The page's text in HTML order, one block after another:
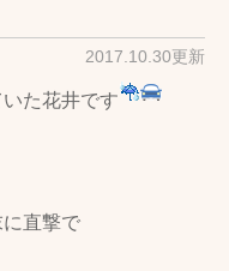
2017.10.30更新
た花井です
直撃で